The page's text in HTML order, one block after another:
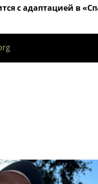
с адаптацией в